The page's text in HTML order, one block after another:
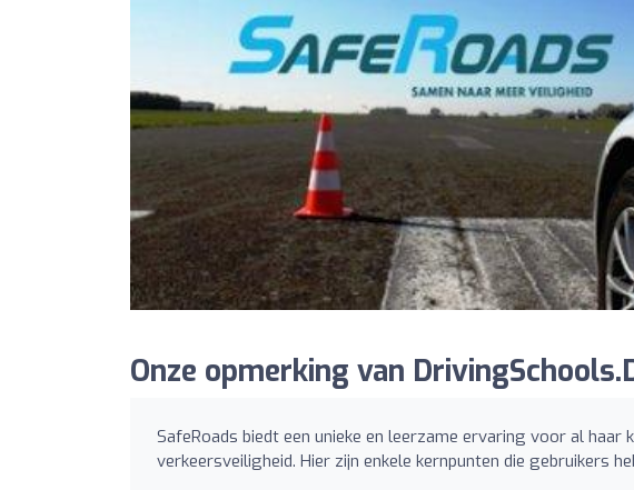
Onze opmerking van
SafeRoads biedt een unieke en leerzame ervaring voor al
verkeersveiligheid. Hier zijn enkele kernpunten die gebruikers